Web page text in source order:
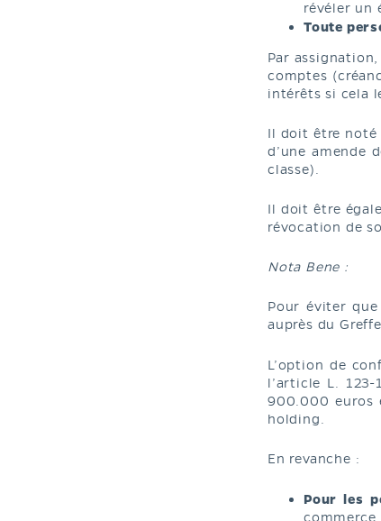
révéler un
Toute
Par
comptes
intérêts si cela
Il doit être noté
d’une amende
classe).
Il doit être
révocation de
Nota Bene :
Pour éviter
auprès du
L’option de
l’article L.
900.000 euros
holding.
En revanche :
Pour les